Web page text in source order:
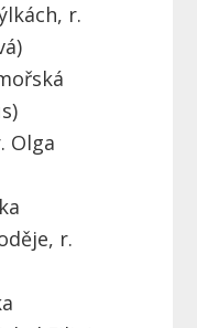
r.
Olga
r.